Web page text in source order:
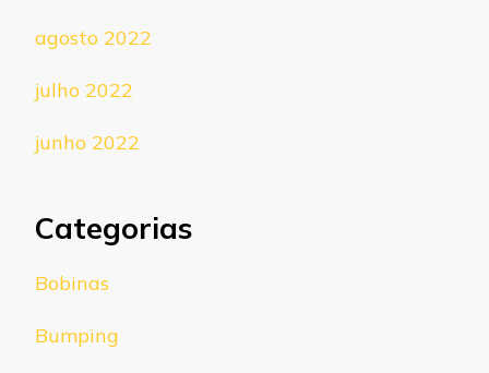
agosto 2022
julho 2022
junho 2022
Categorias
Bobinas
Bumping